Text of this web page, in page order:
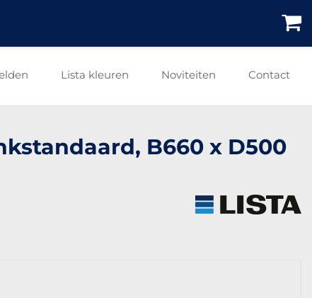
Lista kleuren Noviteiten Contact
B660 x D500